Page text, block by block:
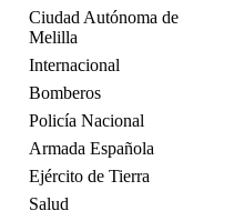
Ciudad Autónoma de
Melilla
Internacional
Bomberos
Policía Nacional
Armada Española
Ejército de Tierra
Salud